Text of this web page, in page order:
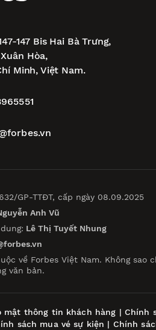
147 Bis Hai Bà Trưng,
Hòa,
Minh, Việt Nam.
GP-TTĐT, cấp ngày 08.09.2025
Anh Vũ
Lê Thị Tuyết Nhung
về Forbes Việt Nam. Không
văn bản.
mật thông tin khách hàng | Chính
sách mua vé sự kiện | Chính